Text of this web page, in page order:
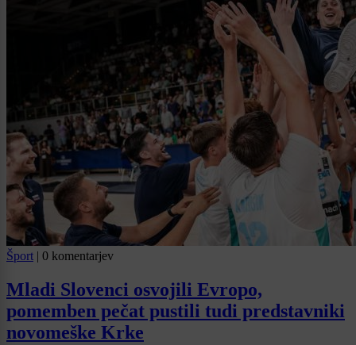
Šport | 0 komentarjev
Mladi Slovenci osvojili Evropo,
pomemben pečat pustili tudi predstavniki
novomeške Krke